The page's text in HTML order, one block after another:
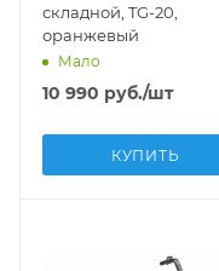
складной, TG-20,
оранжевый
Мало
10 990 руб./шт
КУПИТЬ